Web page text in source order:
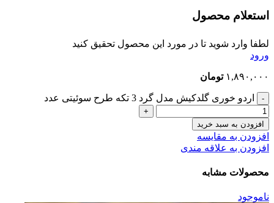
استعلام محصول
لطفا وارد شوید تا در مورد این محصول تحقیق کنید
ورود
۱,۸۹۰,۰۰۰ تومان
اردو خوری گلدکیش مدل گرد 3 تکه طرح سوئیتی عدد
افزودن به سبد خرید
افزودن به مقایسه
افزودن به علاقه مندی
محصولات مشابه
ناموجود